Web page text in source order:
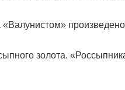
произведено
золота.